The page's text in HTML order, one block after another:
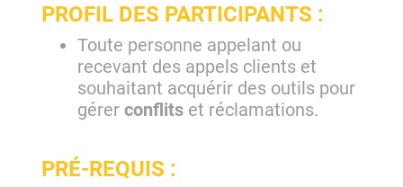
PROFIL DES PARTICIPANTS :
Toute personne appelant ou
recevant des appels clients et
souhaitant acquérir des outils pour
gérer conflits et réclamations.
PRÉ-REQUIS :